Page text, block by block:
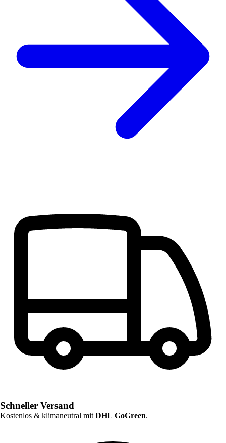
Schneller Versand
Kostenlos & klimaneutral mit DHL GoGreen.